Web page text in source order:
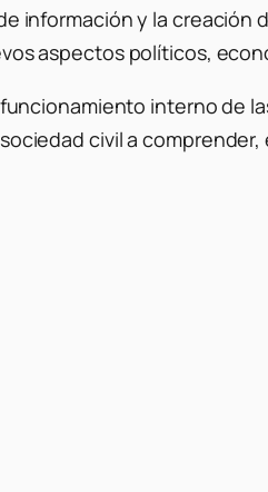
información y la
aspectos políticos,
interno de
civil a